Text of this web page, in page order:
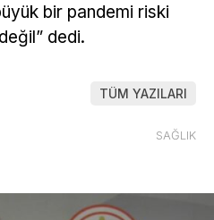
bir pandemi riski
dedi.
TÜM YAZILARI
SAĞLIK